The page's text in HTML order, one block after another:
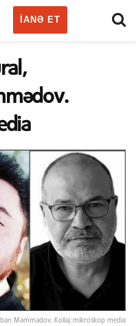
IANƏ ET
Məmmədov. Kollaj:mikroskop media